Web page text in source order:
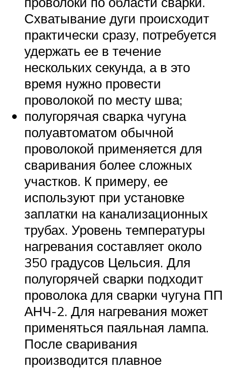
Схватывание дуги происходит
практически сразу, потребуется
удержать ее в течение
нескольких секунда, а в это
время нужно провести
проволокой по месту шва;
полугорячая сварка чугуна
полуавтоматом обычной
проволокой применяется для
сваривания более сложных
участков. К примеру, ее
используют при установке
заплатки на канализационных
трубах. Уровень температуры
нагревания составляет около
350 градусов Цельсия. Для
полугорячей сварки подходит
проволока для сварки чугуна ПП
АНЧ-2. Для нагревания может
применяться паяльная лампа.
После сваривания
производится плавное